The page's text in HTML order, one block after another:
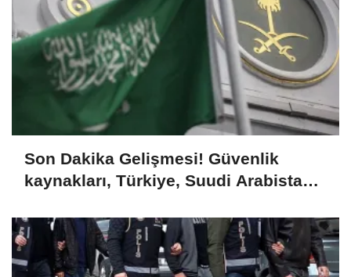
Son Dakika Gelişmesi! Güvenlik
kaynakları, Türkiye, Suudi Arabistan
savunma anlaşması imzalayacağını
bildirdi